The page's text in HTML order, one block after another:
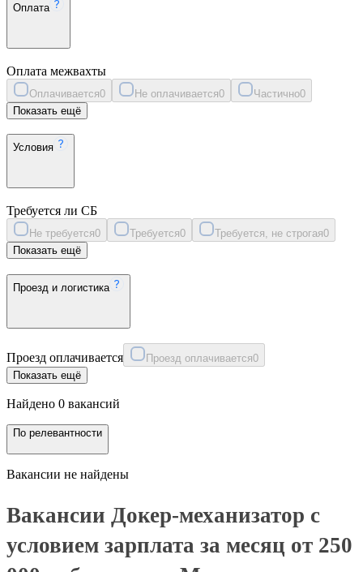
Оплата
Оплата межвахты
Оплачивается0 Не оплачивается0 Частично0
Показать ещё
Условия
Требуется ли СБ
Не требуется0 Требуется0 Требуется, не строгая0
Показать ещё
Проезд и логистика
Проезд оплачивается Проезд оплачивается0
Показать ещё
Найдено 0 вакансий
По релевантности
Вакансии не найдены
Вакансии Докер-механизатор с
условием зарплата за месяц от 250